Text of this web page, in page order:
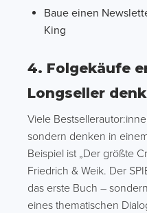
Baue einen
King
4. Folgekäufe
Longseller
Viele
sondern denken in
Beispiel ist „Der größte
Friedrich & Weik. Der
das erste Buch –
eines thematischen